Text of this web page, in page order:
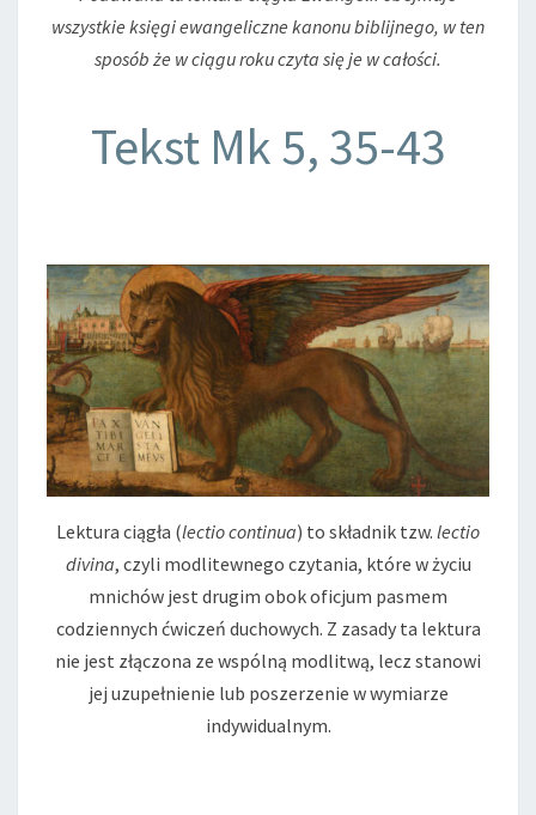
wszystkie księgi ewangeliczne kanonu biblijnego, w ten
sposób że w ciągu roku czyta się je w całości.
Tekst Mk 5, 35-43
Lektura ciągła (lectio continua) to składnik tzw. lectio
divina, czyli modlitewnego czytania, które w życiu
mnichów jest drugim obok oficjum pasmem
codziennych ćwiczeń duchowych. Z zasady ta lektura
nie jest złączona ze wspólną modlitwą, lecz stanowi
jej uzupełnienie lub poszerzenie w wymiarze
indywidualnym.